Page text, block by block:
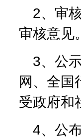
2、审
审核意见。
3、公
网、全国
受政府和
4、公